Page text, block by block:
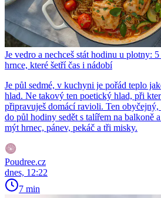
Je vedro a nechceš stát hodinu u plotny:
hrnce, které šetří čas i nádobí
Je půl sedmé, v kuchyni je pořád teplo
hlad. Ne takový ten poetický hlad, při
připravuješ domácí ravioli. Ten
do půl hodiny sedět s talířem na balkoně
mýt hrnec, pánev, pekáč a tři misky.
Poudree.cz
dnes, 12:22
7 min